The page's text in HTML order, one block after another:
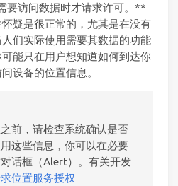
要访问数据时才请求许可。**
疑是很正常的，尤其是在没有
们实际使用需要其数据的功能
能只在用户想知道如何到达你
设备的位置信息。
前，请检查系统确认是否
这些信息，你可以在必要
话框（Alert）。有关开发
位置服务授权